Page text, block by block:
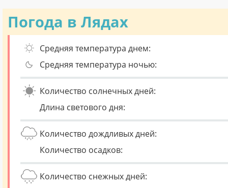
Погода в Лядах
Средняя температура днем:
Средняя температура ночью:
Количество солнечных дней:
Длина светового дня:
Количество дождливых дней:
Количество осадков:
Количество снежных дней: